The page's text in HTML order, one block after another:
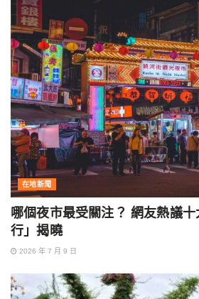
在地新聞
哪個夜市最受關注？ 網友熱議
行」揭曉
2026 年 7 月 9 日